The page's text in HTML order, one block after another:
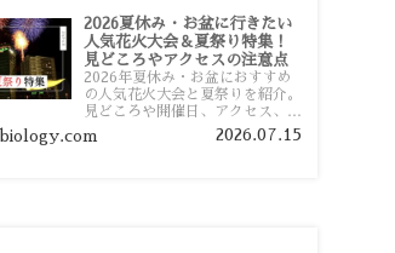
2026夏休み・お盆に行きたい
人気花火大会＆夏祭り特集！
見どころやアクセスの注意点
2026年夏休み・お盆におすすめ
の人気花火大会と夏祭りを紹介。
見どころや開催日、アクセス、混
雑対策、旅行前に知っておきたい
注意点をわかりやすく解説しま
2026.07.15